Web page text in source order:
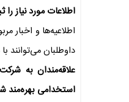
اطلاعات مورد نیاز
اطلاعیه‌ها و اخبار
داوطلبان می‌توانند
علاقه‌مندان به
استخدامی بهره‌مند